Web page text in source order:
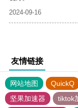
2024-09-16
友情链接
网站地图 QuickQ
坚果加速器
tiktok